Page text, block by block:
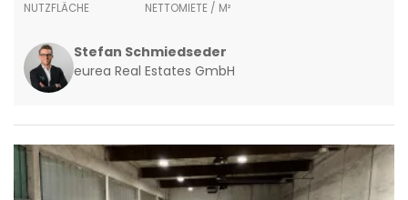
NUTZFLÄCHE NETTOMIETE / M²
Stefan Schmiedseder
eurea Real Estates GmbH